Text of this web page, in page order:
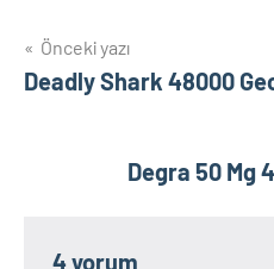
Yazı
gezinmesi
Önceki yazı
Deadly Shark 48000
Degra 50 Mg
4 yorum